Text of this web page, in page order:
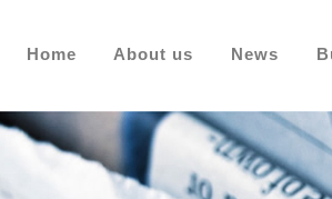
Home About us News